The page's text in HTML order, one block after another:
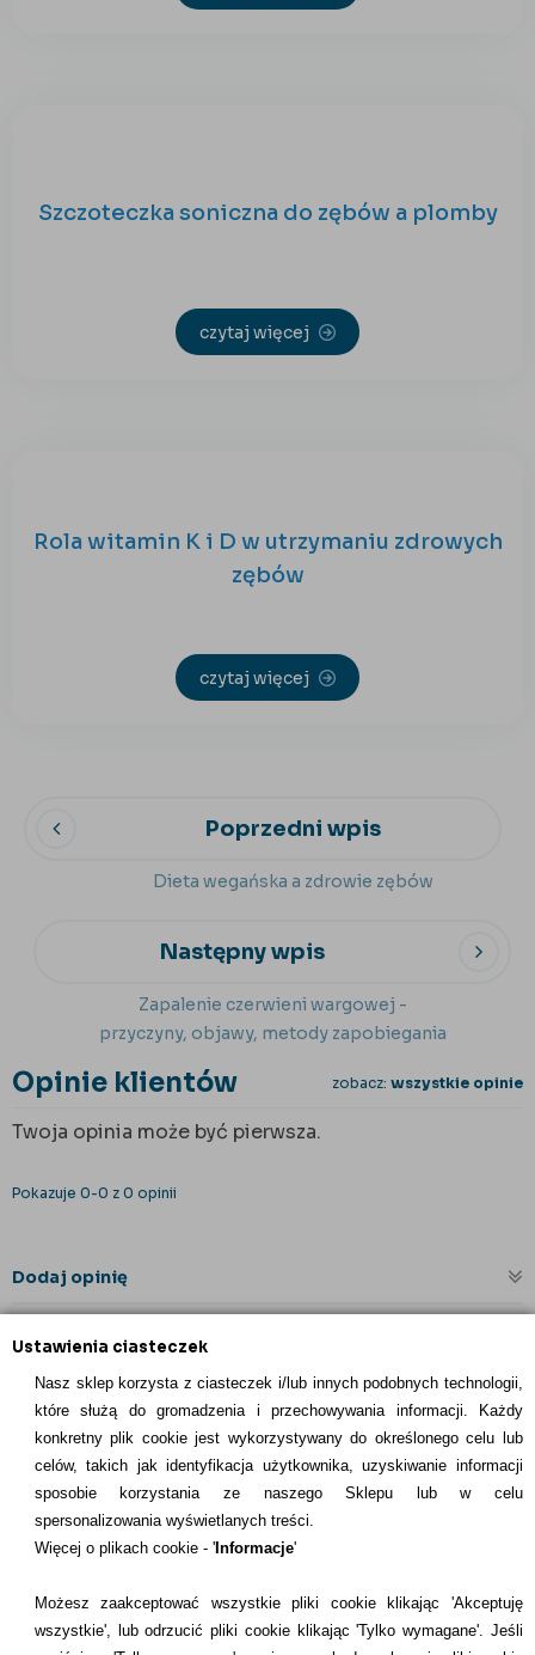
Ustawienia ciasteczek
Nasz sklep korzysta z ciasteczek i/lub innych podobnych technologii,
które służą do gromadzenia i przechowywania informacji. Każdy
konkretny plik cookie jest wykorzystywany do określonego celu lub
celów, takich jak identyfikacja użytkownika, uzyskiwanie informacji
sposobie korzystania ze naszego Sklepu lub w celu
spersonalizowania wyświetlanych treści.
Więcej o plikach cookie - 'Informacje'
Możesz zaakceptować wszystkie pliki cookie klikając 'Akceptuję
wszystkie', lub odrzucić pliki cookie klikając 'Tylko wymagane'. Jeśli
Szczoteczka soniczna do zębów a plomby
czytaj więcej
Rola witamin K i D w utrzymaniu zdrowych
zębów
czytaj więcej
Poprzedni wpis
Dieta wegańska a zdrowie zębów
Następny wpis
Zapalenie czerwieni wargowej -
przyczyny, objawy, metody zapobiegania
Opinie klientów zobacz: wszystkie opinie
Twoja opinia może być pierwsza.
Pokazuje 0-0 z 0 opinii
Dodaj opinię
INFORMACJE KONTAKTOWE
Informacje
Formy płatności
Dostawcy